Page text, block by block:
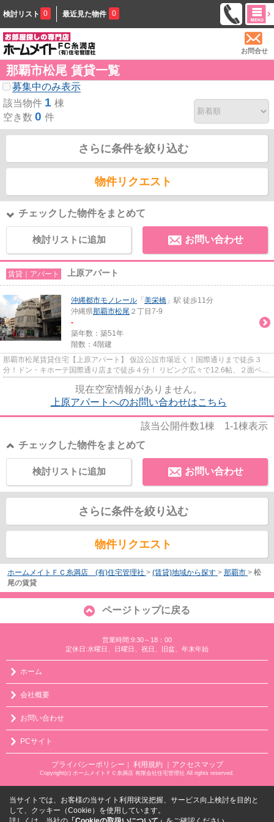
検討リスト 0 最近見た物件 0
お問合せ
那覇市松尾 賃貸一覧
募集中のみ表示
該当物件 1 棟
空き数 0 件
さらに条件を絞り込む
物件リクエスト
チェックした物件をまとめて
検討リストに追加 お問い合わせ
賃貸｜アパート 上原アパート
沖縄都市モノレール 「 美栄橋 」駅 徒歩11分
沖縄県那覇市松尾 ２丁目7-9
-
築年数：築51年
階数：4階建
那覇市松尾賃貸住宅【上原アパート】 仮設公設市場近く！国際通りまで徒歩３
分！ドン・キホーテ国際通り店まで徒歩４分！ リビング広々で12.6帖、２面ベラ
現在空室情報がありません。
上原アパートへのお問い合わせはこちら
該当公開件数1棟 1-1棟表示
チェックした物件をまとめて
お問い合わせ
検討リストに追加
さらに条件を絞り込む
物件リクエスト
ホームメイトＦＣ糸満店 (有)住宅管理社 > (賃貸)地域から探す > 那覇市 > 松
尾の賃貸
ページトップに戻る
営業時間:9:30～18：00
定休日:水曜日、日曜日、祝日、旧盆、年末年始
ホーム
会社概要
お問い合わせ
PCサイト
プライバシーポリシー ｜ 利用規約 ｜アクセスマップ
Copyright(c) ホームメイトＦＣ糸満店 有限会社住宅管理社 All rights reserved.
当サイトでは、お客様の当サイト利用状況把握、サービス向上検討を目的と
して、クッキー（Cookie）を使用しています。